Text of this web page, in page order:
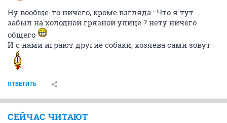
Ну вообще-то ничего, кроме взгляда : Что я тут
забыл на холодной грязной улице ? нету ничего
общего
И с нами играют другие собаки, хозяева сами зовут
ОТВЕТИТЬ
СЕЙЧАС ЧИТАЮТ